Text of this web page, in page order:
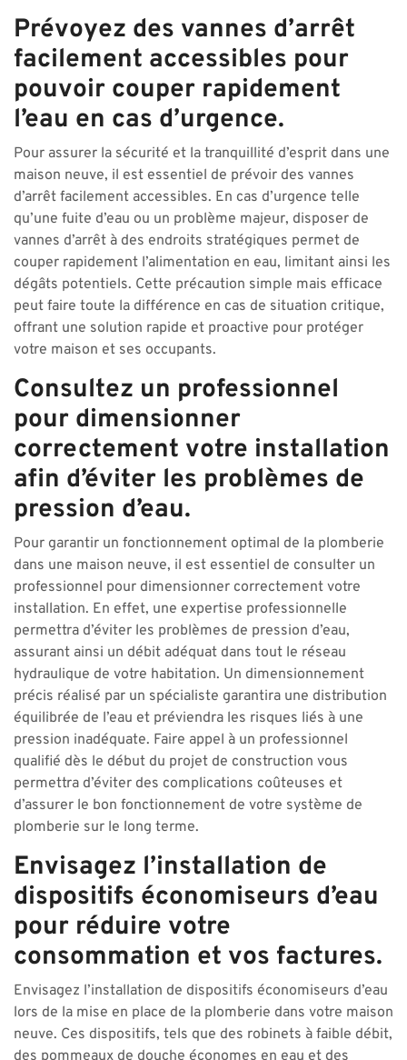
Prévoyez des vannes d’arrêt
facilement accessibles pour
pouvoir couper rapidement
l’eau en cas d’urgence.
Pour assurer la sécurité et la tranquillité d’esprit dans une
maison neuve, il est essentiel de prévoir des vannes
d’arrêt facilement accessibles. En cas d’urgence telle
qu’une fuite d’eau ou un problème majeur, disposer de
vannes d’arrêt à des endroits stratégiques permet de
couper rapidement l’alimentation en eau, limitant ainsi les
dégâts potentiels. Cette précaution simple mais efficace
peut faire toute la différence en cas de situation critique,
offrant une solution rapide et proactive pour protéger
votre maison et ses occupants.
Consultez un professionnel
pour dimensionner
correctement votre installation
afin d’éviter les problèmes de
pression d’eau.
Pour garantir un fonctionnement optimal de la plomberie
dans une maison neuve, il est essentiel de consulter un
professionnel pour dimensionner correctement votre
installation. En effet, une expertise professionnelle
permettra d’éviter les problèmes de pression d’eau,
assurant ainsi un débit adéquat dans tout le réseau
hydraulique de votre habitation. Un dimensionnement
précis réalisé par un spécialiste garantira une distribution
équilibrée de l’eau et préviendra les risques liés à une
pression inadéquate. Faire appel à un professionnel
qualifié dès le début du projet de construction vous
permettra d’éviter des complications coûteuses et
d’assurer le bon fonctionnement de votre système de
plomberie sur le long terme.
Envisagez l’installation de
dispositifs économiseurs d’eau
pour réduire votre
consommation et vos factures.
Envisagez l’installation de dispositifs économiseurs d’eau
lors de la mise en place de la plomberie dans votre maison
neuve. Ces dispositifs, tels que des robinets à faible débit,
des pommeaux de douche économes en eau et des